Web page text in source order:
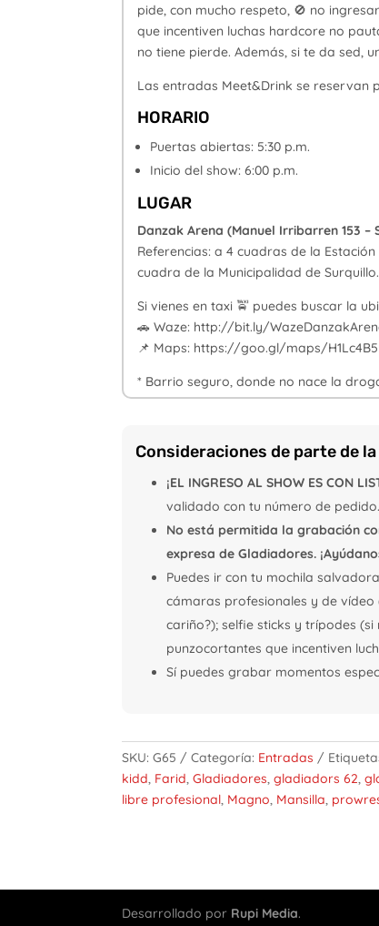
pide, con mucho respeto, 🚫 no
que incentiven luchas hardcore no
no tiene pierde. Además, si te da sed,
Las entradas Meet&Drink se reservan
HORARIO
Puertas abiertas: 5:30 p.m.
Inicio del show: 6:00 p.m.
LUGAR
Danzak Arena (Manuel Irribarren 153 –
Referencias: a 4 cuadras de la
cuadra de la Municipalidad de Surquillo.
Si vienes en taxi 🚖 puedes buscar la
🚗 Waze: http://bit.ly/
📌 Maps: https://goo.gl/maps/
* Barrio seguro, donde no nace la
Consideraciones de parte de
¡EL INGRESO AL SHOW ES CON
validado con tu número de pedido.
No está permitida la grabación
expresa de Gladiadores.
Puedes ir con tu mochila
cámaras profesionales y de vídeo
cariño?); selfie sticks y trípodes
punzocortantes que incentiven
Sí puedes grabar momentos
SKU:G65 Categoría: Entradas
kidd, Farid,Gladiadores,gladiadors 62,
libre profesional, Magno, Mansilla,
Desarrollado por Rupi Media.